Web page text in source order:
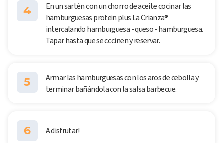
4
En un sartén con un chorro de aceite cocinar las
hamburguesas protein plus La Crianza®
intercalando hamburguesa - queso - hamburguesa.
Tapar hasta que se cocinen y reservar.
5
Armar las hamburguesas con los aros de cebolla y
terminar bañándola con la salsa barbecue.
6 A disfrutar!